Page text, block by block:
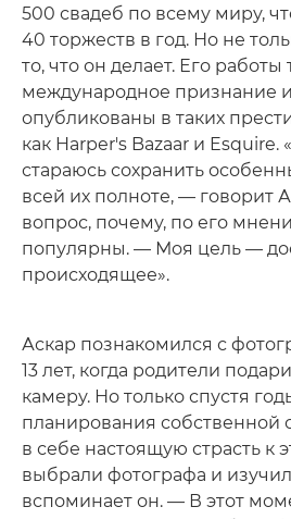
500 свадеб по всему миру,
40 торжеств в год. Но не
то, что он делает. Его
международное признание
опубликованы в таких
как Harper's Bazaar и Esquire.
стараюсь сохранить
всей их полноте, — говорит
вопрос, почему, по его
популярны. — Моя цель —
происходящее».
Аскар познакомился с
13 лет, когда родители
камеру. Но только спустя
планирования собственной
в себе настоящую страсть к
выбрали фотографа и
вспоминает он. — В этот